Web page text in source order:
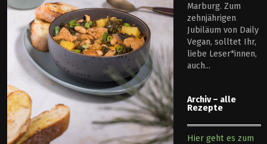
Marburg. Zum
zehnjährigen
Jubiläum von Daily
Vegan, solltet Ihr,
liebe Leser*innen,
auch...
Archiv – alle
Rezepte
Hier geht es zum